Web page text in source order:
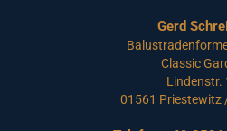
Gerd
Classic
Lindenstr.
01561 Priestewitz